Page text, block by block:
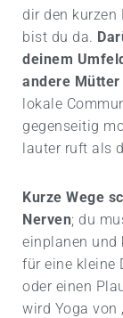
dir den kurzen
bist du da.
deinem
andere Mütter
lokale
gegenseitig
lauter ruft als
Kurze Wege
Nerven; du
einplanen und
für eine kleine
oder einen
wird Yoga von